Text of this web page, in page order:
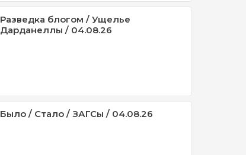
Разведка блогом / Ущелье
Дарданеллы / 04.08.26
Было / Стало / ЗАГСы / 04.08.26